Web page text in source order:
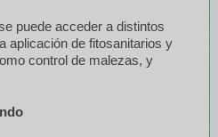
puede acceder a distintos
aplicación de fitosanitarios y
control de malezas, y